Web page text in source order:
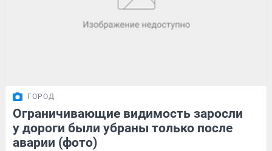
ГОРОД
Ограничивающие видимость заросли
у дороги были убраны только после
аварии (фото)